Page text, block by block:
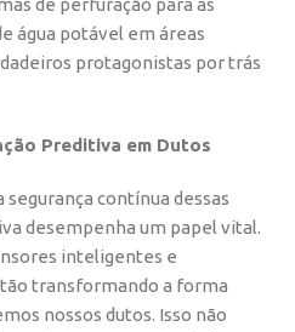
de perfuração para as
água potável em áreas
protagonistas por trás
Preditiva em Dutos
contínua dessas
desempenha um papel vital.
inteligentes e
transformando a forma
nossos dutos. Isso não